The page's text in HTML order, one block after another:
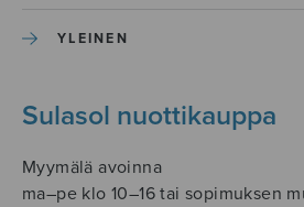
YLEINEN
Sulasol nuottikauppa
Myymälä avoinna
ma–pe klo 10–16 tai sopimuksen